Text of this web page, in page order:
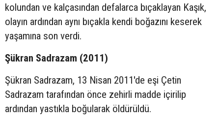
kolundan ve kalçasından defalarca bıçaklayan Kaşık,
olayın ardından aynı bıçakla kendi boğazını keserek
yaşamına son verdi.
Şükran Sadrazam (2011)
Şükran Sadrazam, 13 Nisan 2011'de eşi Çetin
Sadrazam tarafından önce zehirli madde içirilip
ardından yastıkla boğularak öldürüldü.